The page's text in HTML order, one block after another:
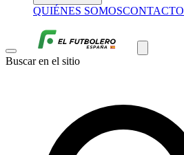
QUIÉNES SOMOSCONTACTO
Buscar en el sitio